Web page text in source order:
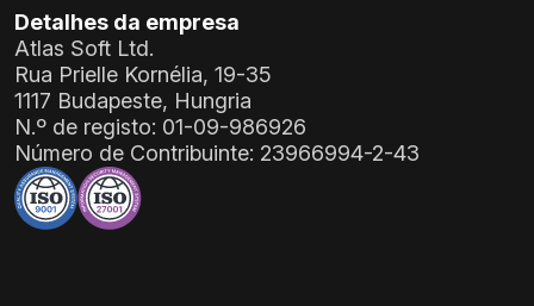
Detalhes da empresa
Atlas Soft Ltd.
Rua Prielle Kornélia, 19-35
1117 Budapeste, Hungria
N.º de registo: 01-09-986926
Número de Contribuinte: 23966994-2-43